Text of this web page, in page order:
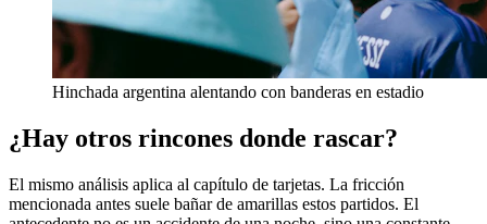
Hinchada argentina alentando con banderas en estadio
¿Hay otros rincones donde rascar?
El mismo análisis aplica al capítulo de tarjetas. La fricción
mencionada antes suele bañar de amarillas estos partidos. El